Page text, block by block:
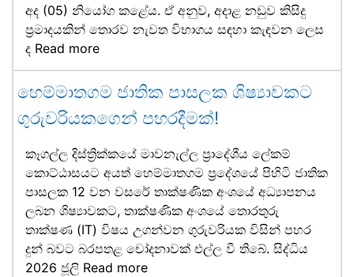
අද (05) නියෝග කළේය. ඒ අනුව, අදාළ නඩුව කිසිදු
ප්‍රමාදයකින් තොරව නැවත විභාගය සඳහා කැඳවන ලෙස
ද Read more
හෙම්මාතගම ජාතික පාසලක ශිෂ්‍යාවකට
ගුරුවරියකගෙන් පහරදීමක්!
කෑගල්ල දිස්ත්‍රික්කයේ මාවනැල්ල ප්‍රාදේශීය ලේකම්
කොට්ඨාසයට අයත් හෙම්මාතගම ප්‍රදේශයේ පිහිටි ජාතික
පාසලක 12 වන වසරේ තාක්ෂණික අංශයේ අධ්‍යාපනය
ලබන ශිෂ්‍යාවකට, තාක්ෂණික අංශයේ තොරතුරු
තාක්ෂණ (IT) විෂය උගන්වන ගුරුවරියක විසින් පහර
දුන් බවට බරපතළ චෝදනාවක් එල්ල වී තිබේ. සිද්ධිය
2026 ජූලි Read more